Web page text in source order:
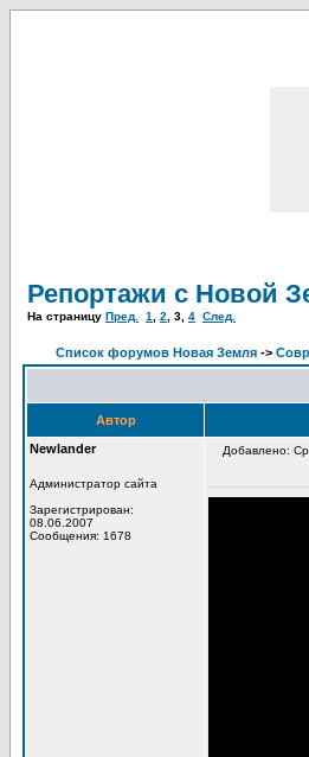
Репортажи с Новой
На страницу Пред. 1 2 3 4 След.
Список форумов Новая Земля ->
Автор
Newlander
Администратор сайта
Зарегистрирован:
08.06.2007
Сообщения: 1678
Добавлено: